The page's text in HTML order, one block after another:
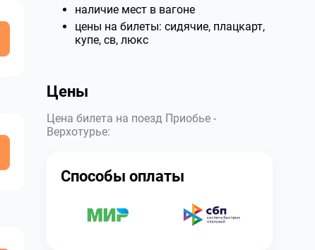
наличие мест в вагоне
цены на билеты: сидячие, плацкарт,
купе, св, люкс
Цены
Цена билета на поезд Приобье -
Верхотурье:
Способы оплаты